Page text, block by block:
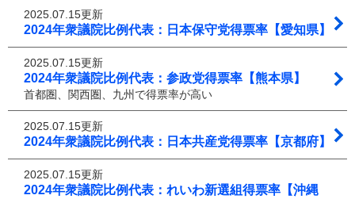
2025.07.15更新
2024年衆議院比例代表：日本保守党得票率【愛知県】
2025.07.15更新
2024年衆議院比例代表：参政党得票率【熊本県】
首都圏、関西圏、九州で得票率が高い
2025.07.15更新
2024年衆議院比例代表：日本共産党得票率【京都府】
2025.07.15更新
2024年衆議院比例代表：れいわ新選組得票率【沖縄